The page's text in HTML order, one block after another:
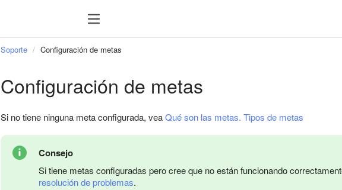
Soporte Configuración de metas
Configuración de metas
Si no tiene ninguna meta configurada, veaQué son las metas. Tipos de metas
Consejo
Si tiene metas configuradas pero cree que no están funcionando
resolución de problemas.